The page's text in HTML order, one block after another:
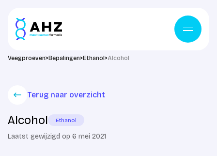
Veegproeven> Bepalingen> Ethanol >Alcohol
Terug naar overzicht
Alcohol Ethanol
Laatst gewijzigd op 6 mei 2021